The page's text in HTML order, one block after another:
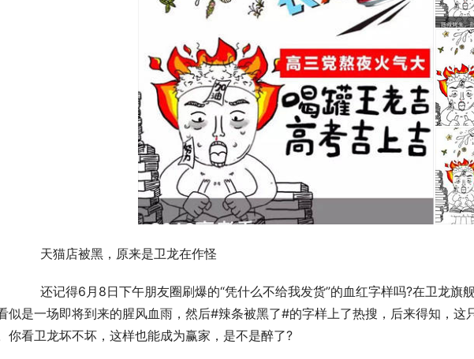
	　　天猫店被黑，原来是卫龙在作怪
似是一场即将到来的腥风血雨，然后#辣条被黑了#的字样上了热搜，后来得知，这
你看卫龙坏不坏，这样也能成为赢家，是不是醉了?